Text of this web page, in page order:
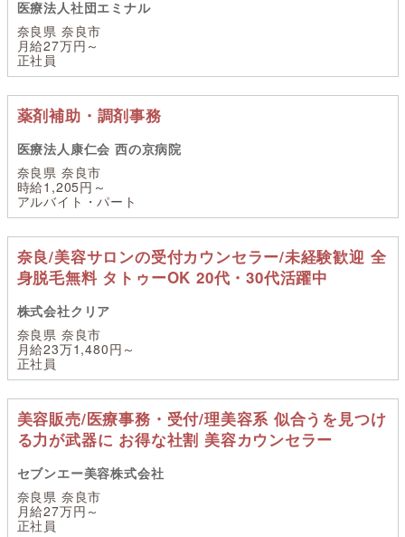
医療法人社団エミナル
奈良県 奈良市
月給27万円～
正社員
薬剤補助・調剤事務
医療法人康仁会 西の京病院
奈良県 奈良市
時給1,205円～
アルバイト・パート
奈良/美容サロンの受付カウンセラー/未経験歓迎 全
身脱毛無料 タトゥーOK 20代・30代活躍中
株式会社クリア
奈良県 奈良市
月給23万1,480円～
正社員
美容販売/医療事務・受付/理美容系 似合うを見つけ
る力が武器に お得な社割 美容カウンセラー
セブンエー美容株式会社
奈良県 奈良市
月給27万円～
正社員